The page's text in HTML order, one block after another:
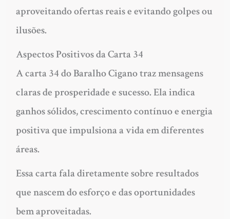
aproveitando ofertas reais e evitando golpes ou
ilusões.
Aspectos Positivos da Carta 34
A carta 34 do Baralho Cigano traz mensagens
claras de prosperidade e sucesso. Ela indica
ganhos sólidos, crescimento contínuo e energia
positiva que impulsiona a vida em diferentes
áreas.
Essa carta fala diretamente sobre resultados
que nascem do esforço e das oportunidades
bem aproveitadas.